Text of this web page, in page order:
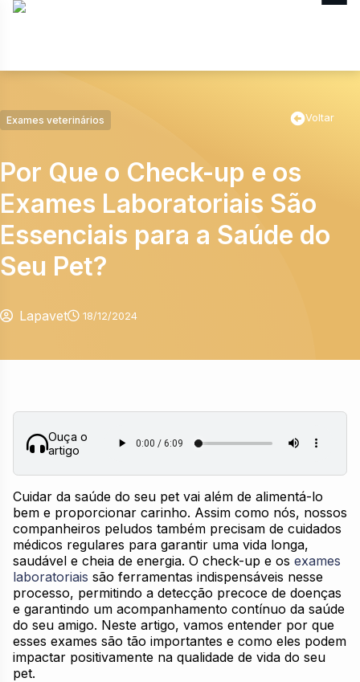
Exames veterinários Voltar
Por Que o Check-up e os
Exames Laboratoriais São
Essenciais para a Saúde do
Seu Pet?
Lapavet 18/12/2024
Ouça o
artigo
Cuidar da saúde do seu pet vai além de alimentá-lo
bem e proporcionar carinho. Assim como nós, nossos
companheiros peludos também precisam de cuidados
médicos regulares para garantir uma vida longa,
saudável e cheia de energia. O check-up e os exames
laboratoriais são ferramentas indispensáveis nesse
processo, permitindo a detecção precoce de doenças
e garantindo um acompanhamento contínuo da saúde
do seu amigo. Neste artigo, vamos entender por que
esses exames são tão importantes e como eles podem
impactar positivamente na qualidade de vida do seu
pet.